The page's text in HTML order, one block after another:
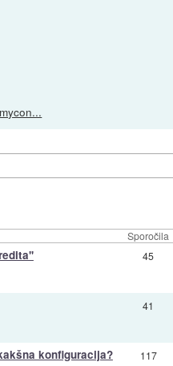
Sporočila
45
41
konfiguracija? 117